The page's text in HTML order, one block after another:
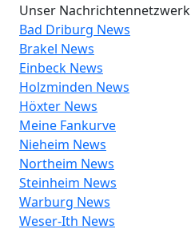
Unser Nachrichtennetzwerk
Bad Driburg News
Brakel News
Einbeck News
Holzminden News
Höxter News
Meine Fankurve
Nieheim News
Northeim News
Steinheim News
Warburg News
Weser-Ith News